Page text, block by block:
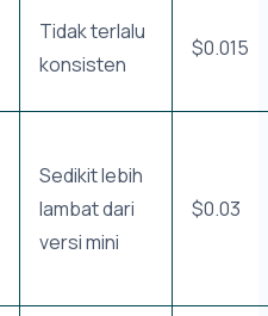
Tidak terlalu
konsisten
$0.015
Sedikit lebih
lambat dari
versi mini
$0.03